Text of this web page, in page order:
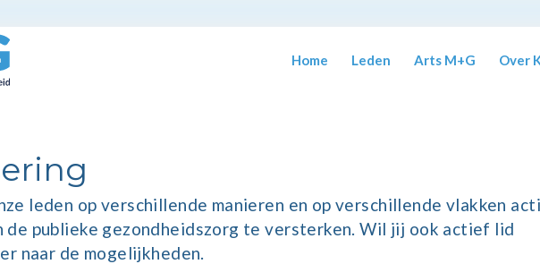
Home Leden Arts M+G Over
leden op verschillende manieren en op verschillende vlakken
de publieke gezondheidszorg te versterken. Wil jij ook actief lid
naar de mogelijkheden.